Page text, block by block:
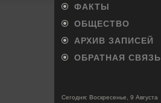
ФАКТЫ
ОБЩЕСТВО
АРХИВ ЗАПИСЕЙ
ОБРАТНАЯ СВЯЗЬ
Сегодня: Воскресенье, 9 Августа